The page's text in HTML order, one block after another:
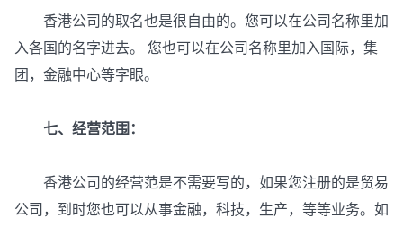
香港公司的取名也是很自由的。您可以在公司名称里加
入各国的名字进去。 您也可以在公司名称里加入国际，集
团，金融中心等字眼。
七、经营范围：
香港公司的经营范是不需要写的，如果您注册的是贸易
公司，到时您也可以从事金融，科技，生产，等等业务。如